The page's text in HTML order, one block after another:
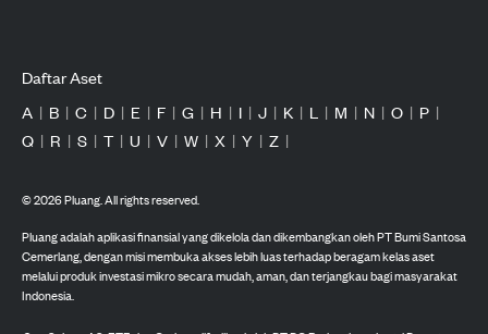
Daftar Aset
A | B | C | D | E | F | G | H | I | J | K | L | M | N | O | P |
Q | R | S | T | U | V | W | X | Y | Z |
©2026Pluang. All rights reserved.
Pluang adalah aplikasi finansial yang dikelola dan dikembangkan oleh PT Bumi Santosa
Cemerlang, dengan misi membuka akses lebih luas terhadap beragam kelas aset
melalui produk investasi mikro secara mudah, aman, dan terjangkau bagi masyarakat
Indonesia.